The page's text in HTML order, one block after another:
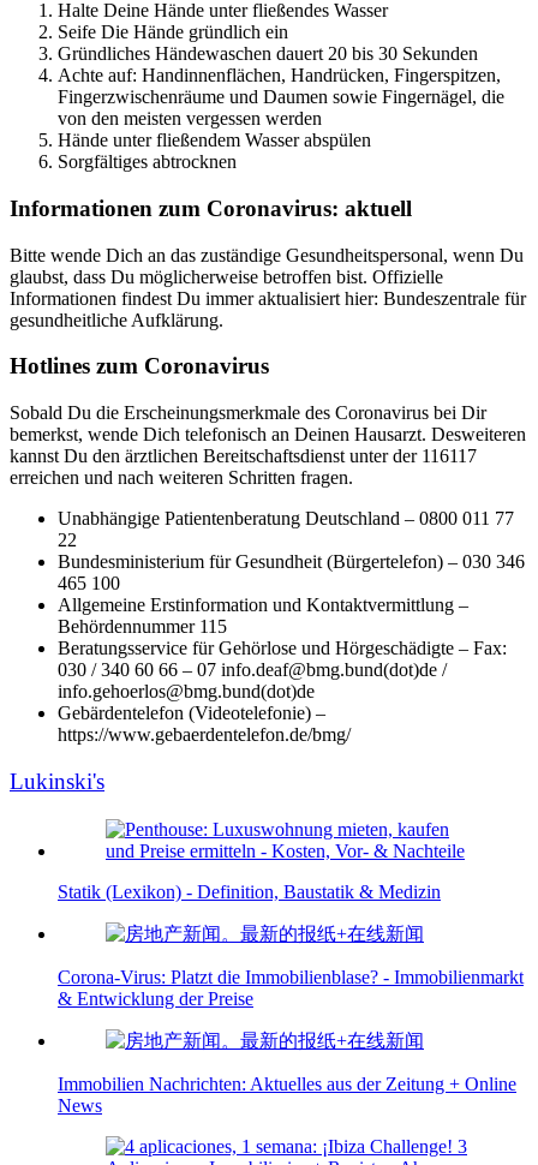
Halte Deine Hände unter fließendes Wasser
Seife Die Hände gründlich ein
Gründliches Händewaschen dauert 20 bis 30 Sekunden
Achte auf: Handinnenflächen, Handrücken, Fingerspitzen,
Fingerzwischenräume und Daumen sowie Fingernägel, die
von den meisten vergessen werden
Hände unter fließendem Wasser abspülen
Sorgfältiges abtrocknen
Informationen zum Coronavirus: aktuell
Bitte wende Dich an das zuständige Gesundheitspersonal, wenn Du
glaubst, dass Du möglicherweise betroffen bist. Offizielle
Informationen findest Du immer aktualisiert hier: Bundeszentrale für
gesundheitliche Aufklärung.
Hotlines zum Coronavirus
Sobald Du die Erscheinungsmerkmale des Coronavirus bei Dir
bemerkst, wende Dich telefonisch an Deinen Hausarzt. Desweiteren
kannst Du den ärztlichen Bereitschaftsdienst unter der 116117
erreichen und nach weiteren Schritten fragen.
Unabhängige Patientenberatung Deutschland – 0800 011 77
22
Bundesministerium für Gesundheit (Bürgertelefon) – 030 346
465 100
Allgemeine Erstinformation und Kontaktvermittlung –
Behördennummer 115
Beratungsservice für Gehörlose und Hörgeschädigte – Fax:
030 / 340 60 66 – 07 info.deaf@bmg.bund(dot)de /
info.gehoerlos@bmg.bund(dot)de
Gebärdentelefon (Videotelefonie) –
https://www.gebaerdentelefon.de/bmg/
Lukinski's
Statik (Lexikon) - Definition, Baustatik & Medizin
Corona-Virus: Platzt die Immobilienblase? - Immobilienmarkt
& Entwicklung der Preise
Immobilien Nachrichten: Aktuelles aus der Zeitung + Online
News